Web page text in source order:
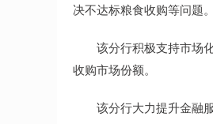
决不达标粮食收购等问题。
该分行积极支持市场化
收购市场份额。
该分行大力提升金融服